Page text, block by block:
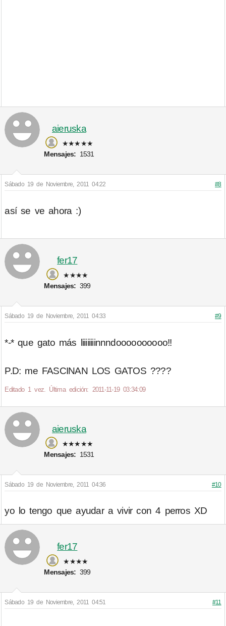
aieruska
★★★★★
Mensajes: 1531
Sábado 19 de Noviembre, 2011 04:22 #8
así se ve ahora :)
fer17
★★★★
Mensajes: 399
Sábado 19 de Noviembre, 2011 04:33 #9
*-* que gato más liiiiiiiinnndoooooooooo!!
P.D: me FASCINAN LOS GATOS ????
Editado 1 vez. Última edición: 2011-11-19 03:34:09
aieruska
★★★★★
Mensajes: 1531
Sábado 19 de Noviembre, 2011 04:36 #10
yo lo tengo que ayudar a vivir con 4 perros XD
fer17
★★★★
Mensajes: 399
Sábado 19 de Noviembre, 2011 04:51 #11